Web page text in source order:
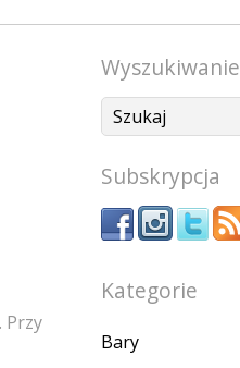
Przy
Wyszukiwanie
Subskrypcja
Kategorie
Bary